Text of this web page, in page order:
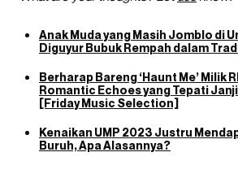
Anak Muda yang Masih Jomblo di
Diguyur Bubuk Rempah dalam
Berharap Bareng ‘Haunt Me’ Milik
Romantic Echoes yang Tepati Janji
[Friday Music Selection]
Kenaikan UMP 2023 Justru
Buruh, Apa Alasannya?